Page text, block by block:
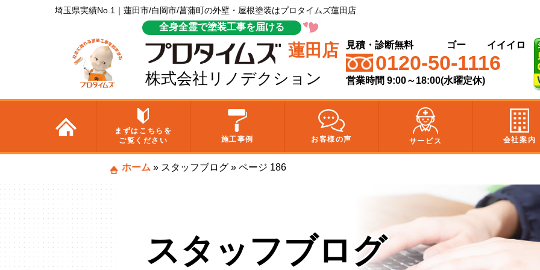
埼玉県実績No.1｜蓮田市/白岡市/菖蒲町の外壁・屋根塗装はプロタイムズ蓮田店
全身全霊で塗装工事を届ける
蓮田店
株式会社リノデクション
見積・診断無料 ゴー イイイロ
0120-50-1116
営業時間 9:00～18:00(水曜定休)
まずはこちらを
ご覧ください
施工事例 お客様の声 サービス 会社案内
ホーム » スタッフブログ » ページ 186
スタッフブログ